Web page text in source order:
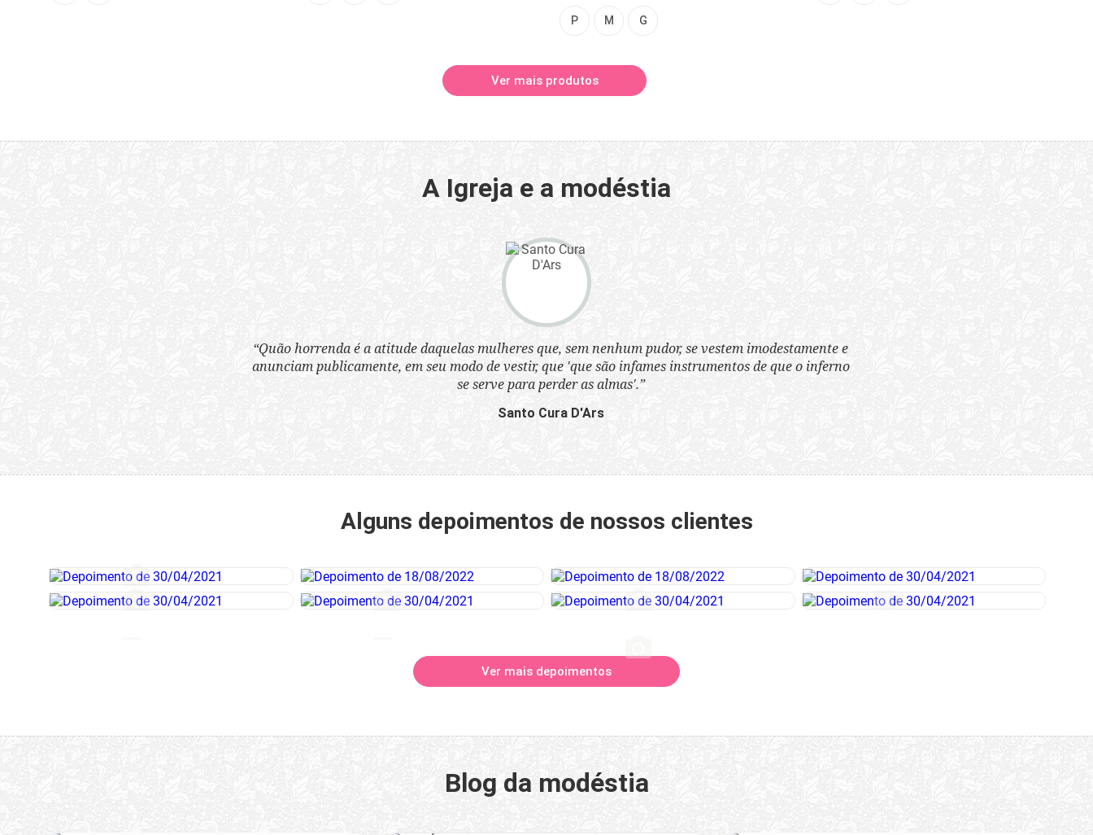
P M G
Ver mais produtos
A Igreja e a modéstia
“Quão horrenda é a atitude daquelas mulheres que, sem nenhum pudor, se vestem imodestamente e
anunciam publicamente, em seu modo de vestir, que 'que são infames instrumentos de que o inferno
se serve para perder as almas'.”
Santo Cura D'Ars
Alguns depoimentos de nossos clientes
Ver mais depoimentos
Blog da modéstia